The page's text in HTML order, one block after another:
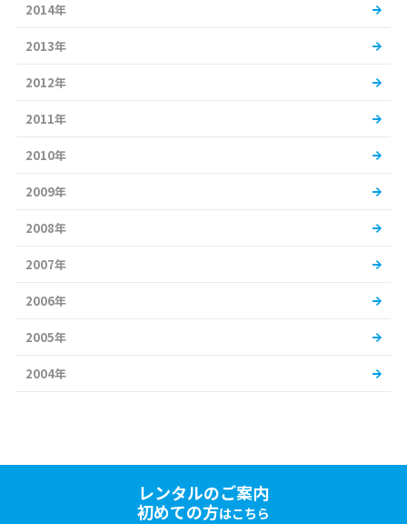
2014年
2013年
2012年
2011年
2010年
2009年
2008年
2007年
2006年
2005年
2004年
レンタルのご案内
初めての方はこちら